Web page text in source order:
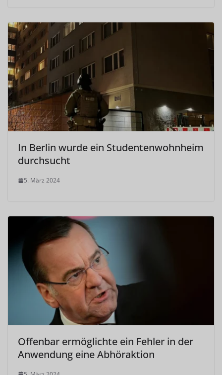
In Berlin wurde ein Studentenwohnheim
durchsucht
5. März 2024
Offenbar ermöglichte ein Fehler in der
Anwendung eine Abhöraktion